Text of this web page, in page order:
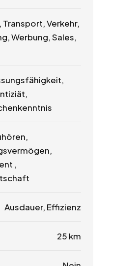
Transport, Verkehr,
Werbung, Sales,
,
Ausdauer, Effizienz
25 km